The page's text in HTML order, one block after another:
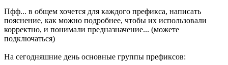
Пфф... в общем хочется для каждого префикса, написать
пояснение, как можно подробнее, чтобы их использовали
корректно, и понимали предназначение... (можете
подключаться)
На сегодняшние день основные группы префиксов: